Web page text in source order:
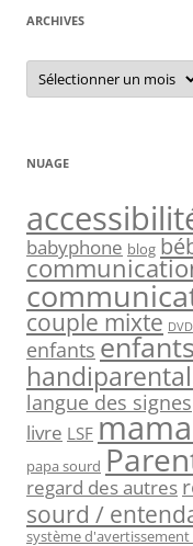
ARCHIVES
Archives
NUAGE
babyphone blog
couple mixte DVD
enfants
langue des signes
livre LSF
papa sourd
regard des autres
sourd /
système